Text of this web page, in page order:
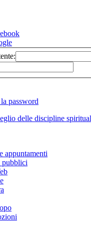
password
appuntamenti